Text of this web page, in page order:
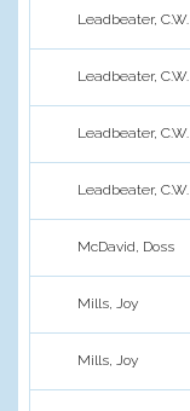
Leadbeater, C.W.
Leadbeater, C.W.
Leadbeater, C.W.
Leadbeater, C.W.
McDavid, Doss
Mills, Joy
Mills, Joy